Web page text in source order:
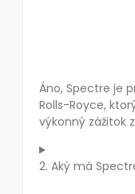
Áno, Spectre je
Rolls-Royce,
výkonný zážitok
2. Aký má